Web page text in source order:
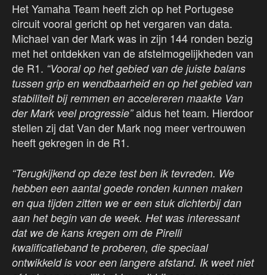
Het Yamaha Team heeft zich op het Portugese
circuit vooral gericht op het vergaren van data.
Michael van der Mark was in zijn 144 ronden bezig
met het ontdekken van de afstelmogelijkheden van
de R1. “Vooral op het gebied van de juiste balans
tussen grip en wendbaarheid en op het gebied van
stabiliteit bij remmen en accelereren maakte Van
der Mark veel progressie”aldus het team. Hierdoor
stellen zij dat Van der Mark nog meer vertrouwen
heeft gekregen in de R1.
“Terugkijkend op deze test ben ik tevreden. We
hebben een aantal goede ronden kunnen maken
en qua tijden zitten we er een stuk dichterbij dan
aan het begin van de week. Het was interessant
dat we de kans kregen om de Pirelli
kwalificatieband te proberen, die speciaal
ontwikkeld is voor een langere afstand. Ik weet niet